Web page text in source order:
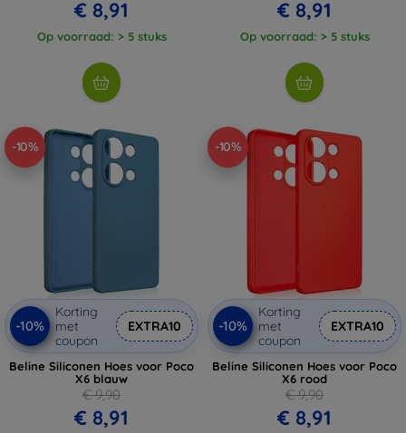
€ 8,91
Op voorraad: > 5 stuks
€ 8,91
Op voorraad: > 5 stuks
-10%
-10%
Korting
met
coupon
EXTRA10
Beline Siliconen Hoes voor Poco
X6 blauw
€ 9,90
€ 8,91
-10%
-10%
Korting
met
coupon
EXTRA10
Beline Siliconen Hoes voor Poco
X6 rood
€ 9,90
€ 8,91